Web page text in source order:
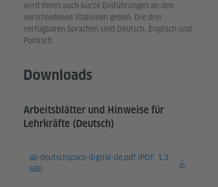
wird Ihnen auch kurze Einführungen an den
verschiedenen Stationen geben. Die drei
verfügbaren Sprachen sind Deutsch, Englisch und
Polnisch.
Downloads
Arbeitsblätter und Hinweise für
Lehrkräfte (Deutsch)
ab-deutschspace-digital-de.pdf (PDF, 1.3
MB)